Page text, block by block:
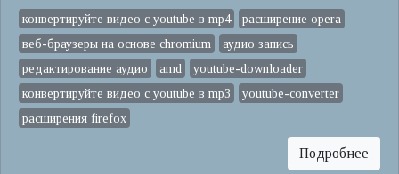
конвертируйте видео с youtube в mp4
расширение opera
веб-браузеры на основе chromium
аудио запись
редактирование аудио
amd
youtube-downloader
конвертируйте видео с youtube в mp3
youtube-converter
расширения firefox
Подробнее